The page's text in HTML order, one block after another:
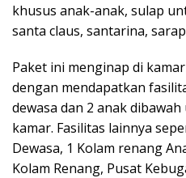
khusus anak-anak, sulap
santa claus, santarina,
Paket ini menginap di kamar
dengan mendapatkan
dewasa dan 2 anak
kamar. Fasilitas lainnya
Dewasa, 1 Kolam renang
Kolam Renang, Pusat